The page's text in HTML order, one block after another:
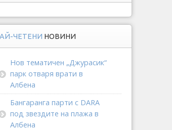
ЧЕТЕНИ НОВИНИ
Нов тематичен „Джурасик“
парк отваря врати в
Албена
Бангаранга парти с DARA
под звездите на плажа в
Албена